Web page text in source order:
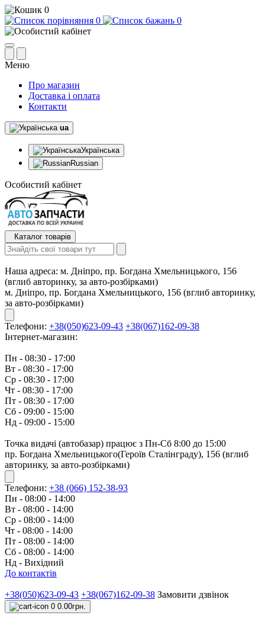
0
0
0
Меню
Про магазин
Доставка і оплата
Контакти
ua
Українська
Russian
Особистий кабінет
Каталог товарів
Наша адреса: м. Дніпро, пр. Богдана Хмельницького, 156
(вглиб авторинку, за авто-розбірками)
м. Дніпро, пр. Богдана Хмельницького, 156 (вглиб авторинку,
за авто-розбірками)
Телефони: +38(050)623-09-43 +38(067)162-09-38
Інтернет-магазин:
Пн - 08:30 - 17:00
Вт - 08:30 - 17:00
Ср - 08:30 - 17:00
Чт - 08:30 - 17:00
Пт - 08:30 - 17:00
Сб - 09:00 - 15:00
Нд - 09:00 - 15:00
Точка видачі (автобазар) працює з Пн-Сб 8:00 до 15:00
пр. Богдана Хмельницького(Героїв Сталінграду), 156 (вглиб
авторинку, за авто-розбірками)
Телефони: +38 (066) 152-38-93
Пн - 08:00 - 14:00
Вт - 08:00 - 14:00
Ср - 08:00 - 14:00
Чт - 08:00 - 14:00
Пт - 08:00 - 14:00
Сб - 08:00 - 14:00
Нд - Вихідний
До контактів
+38(050)623-09-43 +38(067)162-09-38 Замовити дзвінок
0 0.00грн.